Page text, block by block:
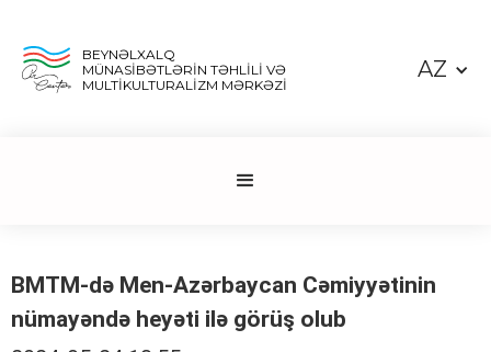
BEYNƏLXALQ
MÜNASİBƏTLƏRİN TƏHLİLİ VƏ
MULTİKULTURALİZM MƏRKƏZİ
AZ
BMTM-də Men-Azərbaycan Cəmiyyətinin
nümayəndə heyəti ilə görüş olub